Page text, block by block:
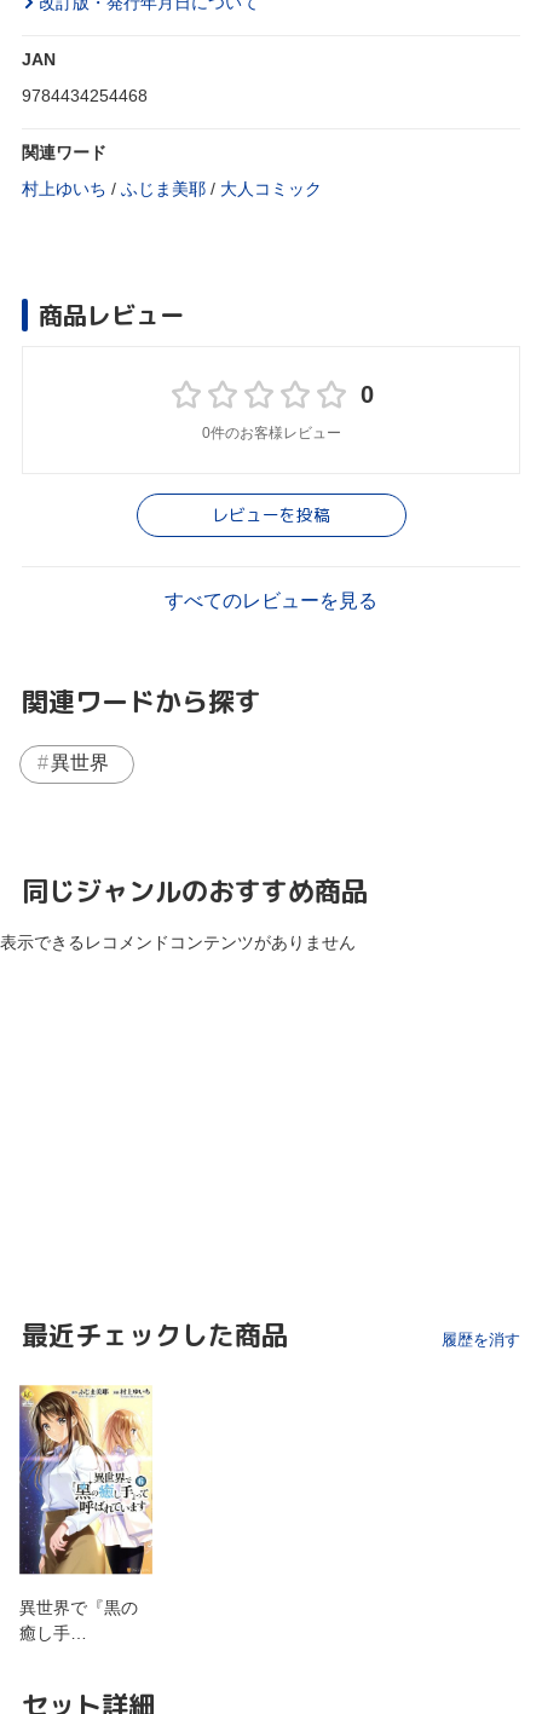
JAN
9784434254468
関連ワード
村上ゆいち / ふじま美耶 / 大人コミック
商品レビュー
0
0件のお客様レビュー
レビューを投稿
すべてのレビューを見る
関連ワードから探す
異世界
同じジャンルのおすすめ商品
表示できるレコメンドコンテンツがありません
最近チェックした商品 履歴を消す
異世界で『黒の
癒し手…
セット詳細